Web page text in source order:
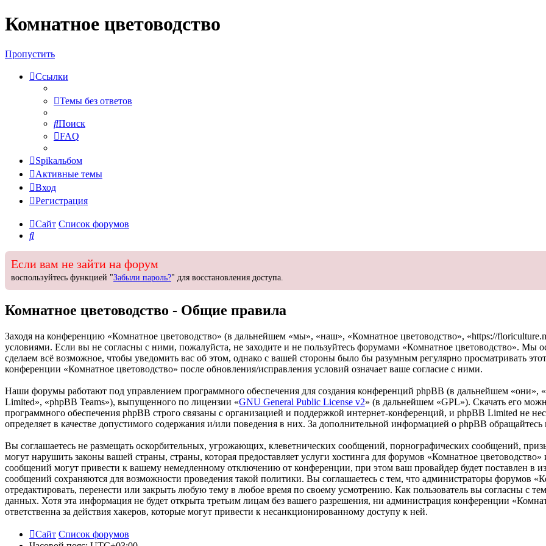
Регистрация
Комнатное цветоводство
Пропустить
Ссылки
Темы без ответов
Поиск
FAQ
Spikальбом
Активные темы
Вход
Регистрация
Сайт Список форумов
Поиск
Если вам не зайти на форум
воспользуйтесь функцией "Забыли пароль?" для восстановления доступа.
Комнатное цветоводство - Общие правила
Заходя на конференцию «Комнатное цветоводство» (в дальнейшем «мы», «наш», «Комнатное цветоводство», «https://
условиями. Если вы не согласны с ними, пожалуйста, не заходите и не пользуйтесь форумами «Комнатное цветоводство». Мы
сделаем всё возможное, чтобы уведомить вас об этом, однако с вашей стороны было бы разумным регулярно просматривать
конференции «Комнатное цветоводство» после обновления/исправления условий означает ваше согласие с ними.
Наши форумы работают под управлением программного обеспечения для создания конференций phpBB (в дальнейшем «они»,
Limited», «phpBB Teams»), выпущенного по лицензии «GNU General Public License v2» (в дальнейшем «GPL»). Скачать его
программного обеспечения phpBB строго связаны с организацией и поддержкой интернет-конференций, и phpBB Limited не
определяет в качестве допустимого содержания и/или поведения в них. За дополнительной информацией о phpBB обращайтесь
Вы соглашаетесь не размещать оскорбительных, угрожающих, клеветнических сообщений, порнографических сообщений,
могут нарушить законы вашей страны, страны, которая предоставляет услуги хостинга для форумов «Комнатное
сообщений могут привести к вашему немедленному отключению от конференции, при этом ваш провайдер будет поставлен в
сообщений сохраняются для возможности проведения такой политики. Вы соглашаетесь с тем, что администраторы форумов
отредактировать, перенести или закрыть любую тему в любое время по своему усмотрению. Как пользователь вы согласны с
данных. Хотя эта информация не будет открыта третьим лицам без вашего разрешения, ни администрация конференции
ответственна за действия хакеров, которые могут привести к несанкционированному доступу к ней.
Сайт Список форумов